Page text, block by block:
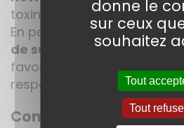
toxines qui nourrissent le
En particulier, une
de sucre
peut aggraver
favoriser la prolifération du
responsable.
Comment utiliser notre
donne le
sur ceux
souhaitez
Tout
Tout